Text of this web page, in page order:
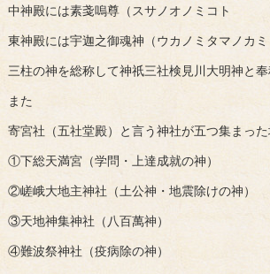
中神殿には素戔嗚尊（スサノオノミコト
東神殿には宇迦之御魂神（ウカノミタマノカミ
三柱の神を総称して神祇三社検見川大明神と
また
寄宮社（五社堂殿）と言う神社が五つ集まっ
①下総天満宮（学問・上達成就の神）
②嵯峨大地主神社（土公神・地震除けの神）
③天地神集神社（八百萬神）
④難波祭神社（疫病除の神）